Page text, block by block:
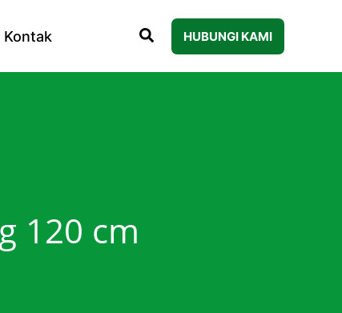
Kontak HUBUNGI KAMI
120 cm